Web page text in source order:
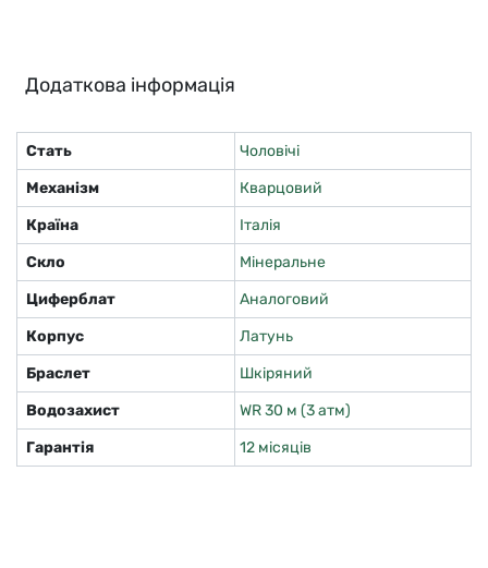
Додаткова інформація
Стать
Чоловічі
Механізм
Кварцовий
Країна
Італія
Скло
Мінеральне
Циферблат
Аналоговий
Корпус
Латунь
Браслет
Шкіряний
Водозахист
WR 30 м (3 атм)
Гарантія
12 місяців